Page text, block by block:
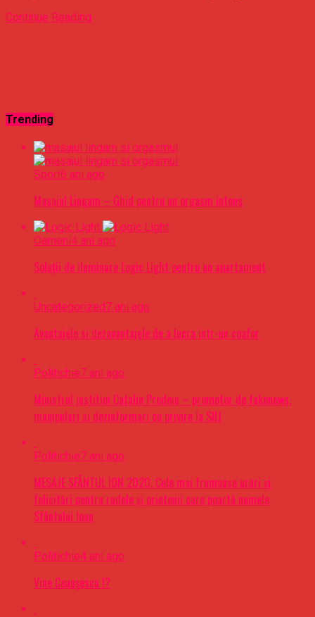
Continue Reading
Trending
Sport6 ani ago
Masajul Lingam – Ghid pentru un orgasm intens
Oameni4 ani ago
Soluții de iluminare Logic Light pentru un apartament
Uncategorized7 ani ago
Avantajele si dezavantajele de a lucra intr-un coafor
Politichie7 ani ago
Ministrul justitiei Catalin Predoiu – promotor de fakenews,
manipulari si dezinformari cu privire la SIIJ
Politichie7 ani ago
MESAJE SFÂNTUL ION 2020. Cele mai frumoase urări şi
felicitări pentru rudele şi prietenii care poartă numele
Sfântului Ioan
Politichie4 ani ago
Vine Ceaușescu !?